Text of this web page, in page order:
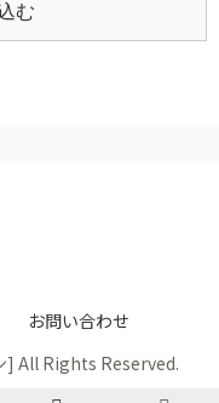
む
お問い合わせ
All Rights Reserved.